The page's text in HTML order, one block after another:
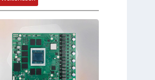
d
b
e
r
w
h
L
e
i
s
t
F
l
x
i
b
l